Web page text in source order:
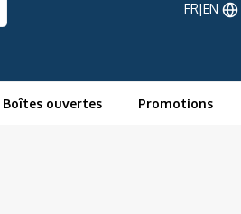
FR|EN
ouvertes Promotions